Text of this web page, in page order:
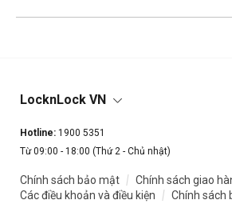
LocknLock VN
Hotline: 1900 5351
Từ 09:00 - 18:00 (Thứ 2 - Chủ nhật)
Chính sách bảo mật | Chính sách giao
Các điều khoản và điều kiện
| Chính sách